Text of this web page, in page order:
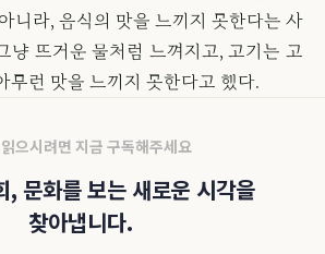
니라, 음식의 맛을 느끼지 못한다는 사
냥 뜨거운 물처럼 느껴지고, 고기는 고
무런 맛을 느끼지 못한다고 했다.
으시려면 지금 구독해주세요
, 문화를 보는 새로운 시각을
찾아냅니다.